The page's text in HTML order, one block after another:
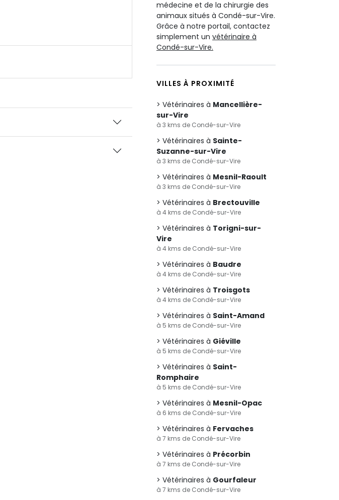
médecine et de la chirurgie des
animaux situés à Condé-sur-Vire.
Grâce à notre portail, contactez
simplement un vétérinaire à
Condé-sur-Vire.
VILLES À PROXIMITÉ
Vétérinaires à Mancellière-
sur-Vire
à 3 kms de Condé-sur-Vire
Vétérinaires à Sainte-
Suzanne-sur-Vire
à 3 kms de Condé-sur-Vire
Vétérinaires à Mesnil-Raoult
à 3 kms de Condé-sur-Vire
Vétérinaires à Brectouville
à 4 kms de Condé-sur-Vire
Vétérinaires à Torigni-sur-
Vire
à 4 kms de Condé-sur-Vire
Vétérinaires à Baudre
à 4 kms de Condé-sur-Vire
Vétérinaires à Troisgots
à 4 kms de Condé-sur-Vire
Vétérinaires à Saint-Amand
à 5 kms de Condé-sur-Vire
Vétérinaires à Giéville
à 5 kms de Condé-sur-Vire
Vétérinaires à Saint-
Romphaire
à 5 kms de Condé-sur-Vire
Vétérinaires à Mesnil-Opac
à 6 kms de Condé-sur-Vire
Vétérinaires à Fervaches
à 7 kms de Condé-sur-Vire
Vétérinaires à Précorbin
à 7 kms de Condé-sur-Vire
Vétérinaires à Gourfaleur
à 7 kms de Condé-sur-Vire